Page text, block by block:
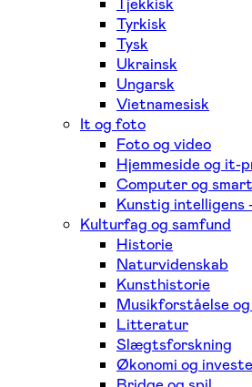
Tyrkisk
Tysk
Ukrainsk
Ungarsk
Vietnamesisk
It og foto
Foto og video
Hjemmeside og it-
Computer og
Kunstig intelligens
Kulturfag og samfund
Historie
Naturvidenskab
Kunsthistorie
Musikforståelse
Litteratur
Slægtsforskning
Økonomi og